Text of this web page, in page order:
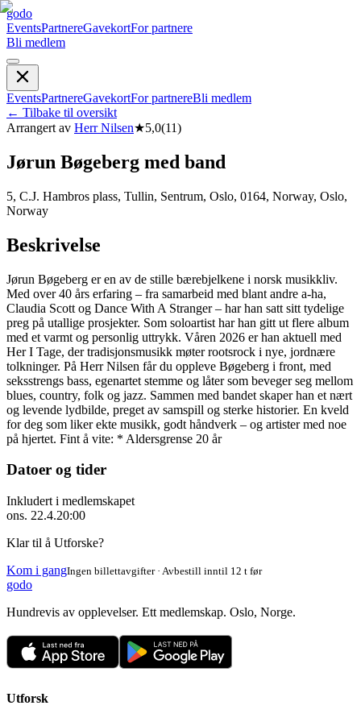
godo
EventsPartnereGavekortFor partnere
Bli medlem
EventsPartnereGavekortFor partnereBli medlem
← Tilbake til oversikt
Arrangert av Herr Nilsen★5,0(11)
Jørun Bøgeberg med band
5, C.J. Hambros plass, Tullin, Sentrum, Oslo, 0164, Norway, Oslo,
Norway
Beskrivelse
Jørun Bøgeberg er en av de stille bærebjelkene i norsk musikkliv.
Med over 40 års erfaring – fra samarbeid med blant andre a-ha,
Claudia Scott og Dance With A Stranger – har han satt sitt tydelige
preg på utallige prosjekter. Som soloartist har han gitt ut flere album
med et varmt og personlig uttrykk. Våren 2026 er han aktuell med
Her I Tage, der tradisjonsmusikk møter rootsrock i nye, jordnære
tolkninger. På Herr Nilsen får du oppleve Bøgeberg i front, med
seksstrengs bass, egenartet stemme og låter som beveger seg mellom
blues, country, folk og jazz. Sammen med bandet skaper han et nært
og levende lydbilde, preget av samspill og sterke historier. En kveld
for deg som liker ekte musikk, godt håndverk – og artister med noe
på hjertet. Fint å vite: * Aldersgrense 20 år
Datoer og tider
Inkludert i medlemskapet
ons. 22.4.20:00
Klar til å Utforske?
Kom i gangIngen billettavgifter · Avbestill inntil 12 t før
godo
Hundrevis av opplevelser. Ett medlemskap. Oslo, Norge.
Utforsk